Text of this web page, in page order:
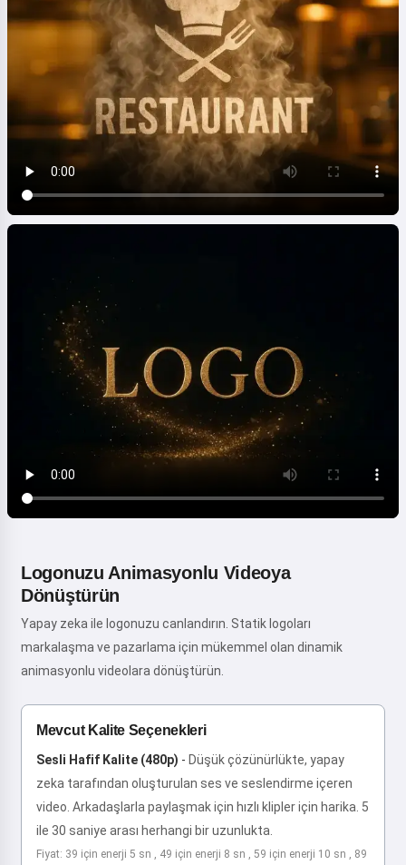
Logonuzu Animasyonlu Videoya
Dönüştürün
Yapay zeka ile logonuzu canlandırın. Statik logoları
markalaşma ve pazarlama için mükemmel olan dinamik
animasyonlu videolara dönüştürün.
Mevcut Kalite Seçenekleri
Sesli Hafif Kalite (480p) - Düşük çözünürlükte, yapay
zeka tarafından oluşturulan ses ve seslendirme içeren
video. Arkadaşlarla paylaşmak için hızlı klipler için harika. 5
ile 30 saniye arası herhangi bir uzunlukta.
Fiyat: 39 için enerji 5 sn , 49 için enerji 8 sn , 59 için enerji 10 sn , 89